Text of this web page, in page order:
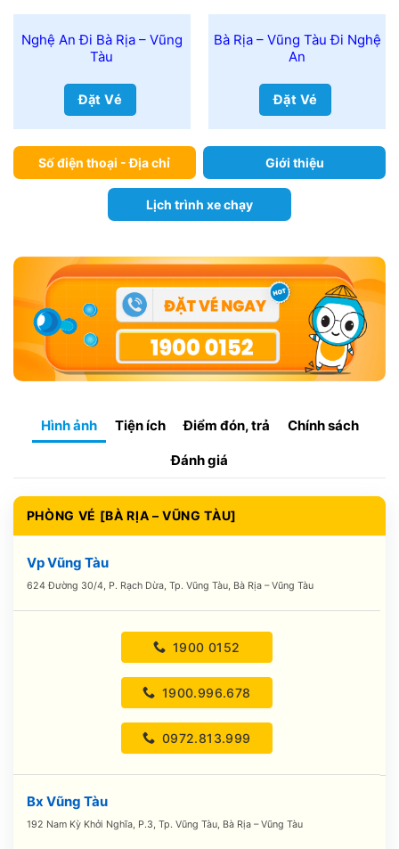
Nghệ An Đi Bà Rịa – Vũng
Tàu
Đặt Vé
Bà Rịa – Vũng Tàu Đi Nghệ
An
Đặt Vé
Số điện thoại - Địa chỉ Giới thiệu
Lịch trình xe chạy
Hình ảnh Tiện ích Điểm đón, trả Chính sách
Đánh giá
PHÒNG VÉ [BÀ RỊA – VŨNG TÀU]
Vp Vũng Tàu
624 Đường 30/4, P. Rạch Dừa, Tp. Vũng Tàu, Bà Rịa – Vũng Tàu
1900 0152
1900.996.678
0972.813.999
Bx Vũng Tàu
192 Nam Kỳ Khởi Nghĩa, P.3, Tp. Vũng Tàu, Bà Rịa – Vũng Tàu